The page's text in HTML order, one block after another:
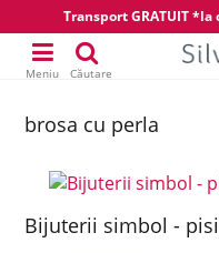
Transport GRATUIT *la
Meniu Căutare
brosa cu perla
Bijuterii simbol -